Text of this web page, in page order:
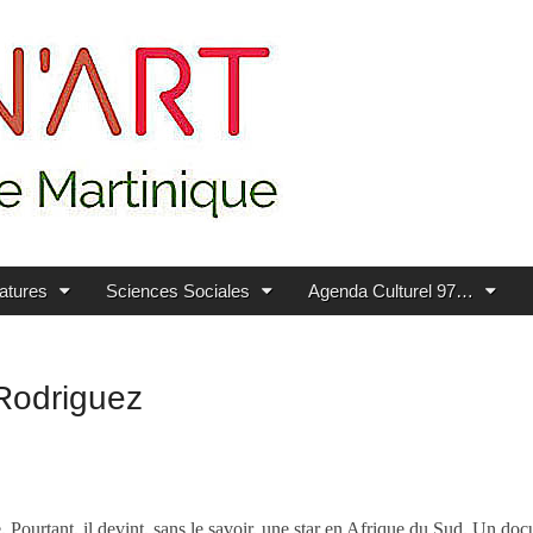
Sciences Sociales Agenda Culturel 97…
il devint, sans le savoir, une star en Afrique du Sud. Un